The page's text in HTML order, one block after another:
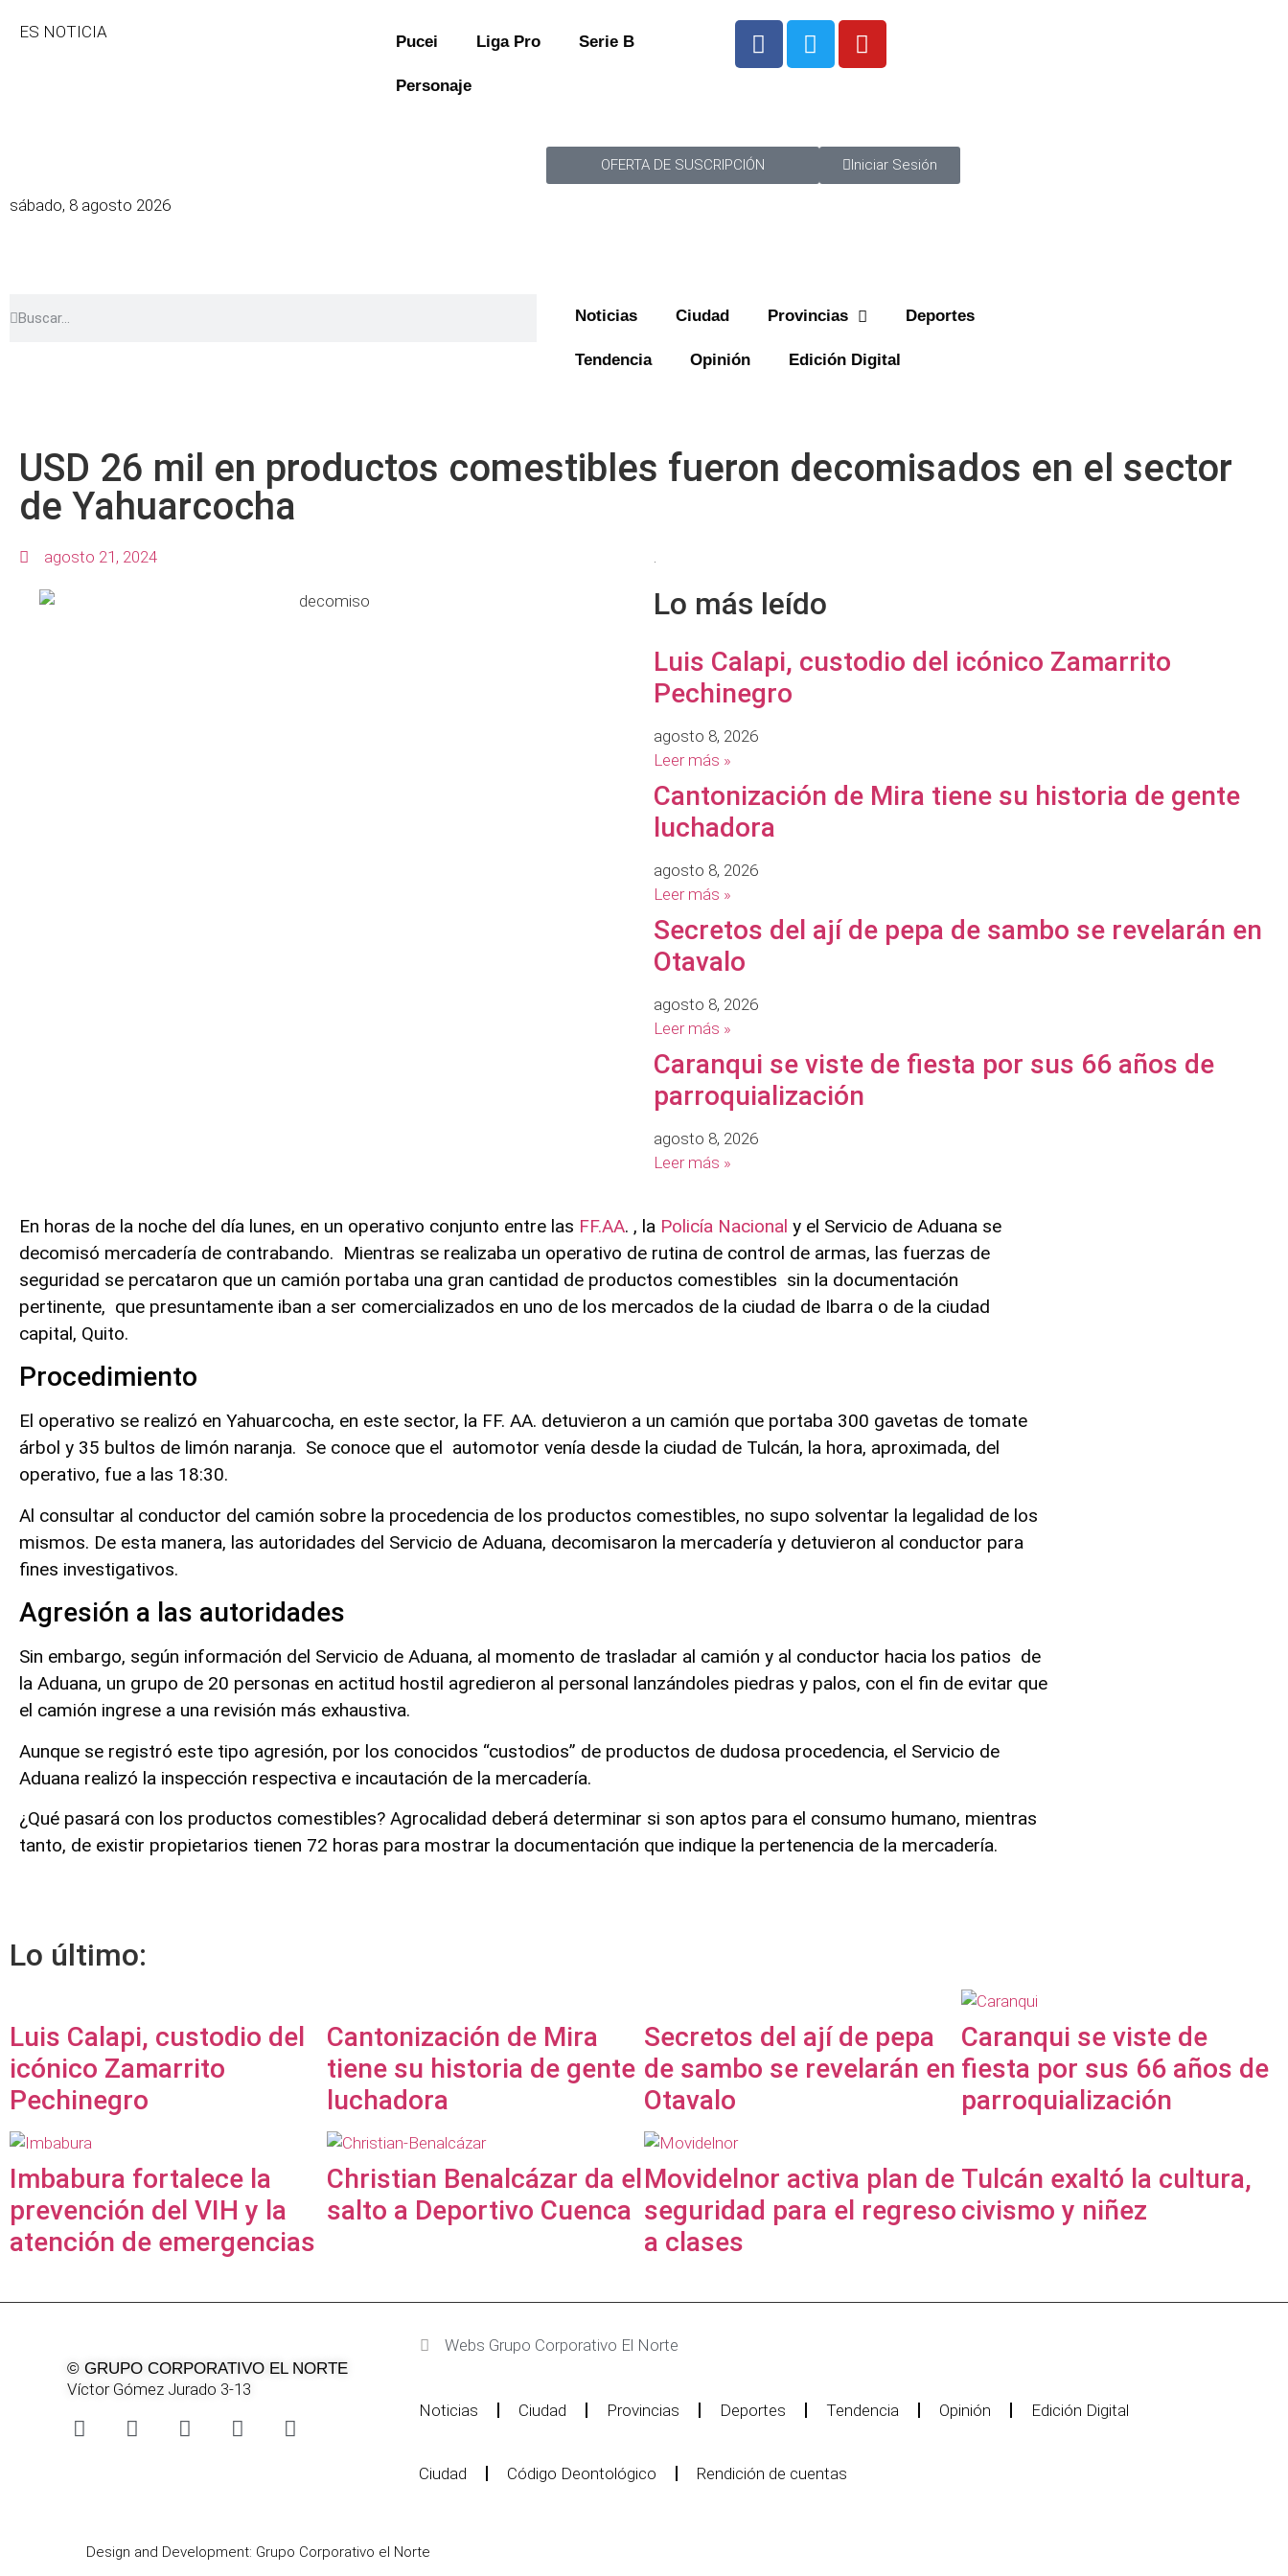
ES NOTICIA
Pucei Liga Pro Serie B
Personaje
OFERTA DE SUSCRIPCIÓN Iniciar Sesión
sábado, 8 agosto 2026
Noticias Ciudad Provincias Deportes
Tendencia Opinión Edición Digital
USD 26 mil en productos comestibles fueron decomisados en el sector
de Yahuarcocha
agosto 21, 2024 .
Lo más leído
Luis Calapi, custodio del icónico Zamarrito
Pechinegro
agosto 8, 2026
Leer más »
Cantonización de Mira tiene su historia de gente
luchadora
agosto 8, 2026
Leer más »
Secretos del ají de pepa de sambo se revelarán en
Otavalo
agosto 8, 2026
Leer más »
Caranqui se viste de fiesta por sus 66 años de
parroquialización
agosto 8, 2026
Leer más »
En horas de la noche del día lunes, en un operativo conjunto entre las FF.AA. , la Policía Nacional y el Servicio de Aduana se
decomisó mercadería de contrabando. Mientras se realizaba un operativo de rutina de control de armas, las fuerzas de
seguridad se percataron que un camión portaba una gran cantidad de productos comestibles sin la documentación
pertinente, que presuntamente iban a ser comercializados en uno de los mercados de la ciudad de Ibarra o de la ciudad
capital, Quito.
Procedimiento
El operativo se realizó en Yahuarcocha, en este sector, la FF. AA. detuvieron a un camión que portaba 300 gavetas de tomate
árbol y 35 bultos de limón naranja. Se conoce que el automotor venía desde la ciudad de Tulcán, la hora, aproximada, del
operativo, fue a las 18:30.
Al consultar al conductor del camión sobre la procedencia de los productos comestibles, no supo solventar la legalidad de los
mismos. De esta manera, las autoridades del Servicio de Aduana, decomisaron la mercadería y detuvieron al conductor para
fines investigativos.
Agresión a las autoridades
Sin embargo, según información del Servicio de Aduana, al momento de trasladar al camión y al conductor hacia los patios de
la Aduana, un grupo de 20 personas en actitud hostil agredieron al personal lanzándoles piedras y palos, con el fin de evitar que
el camión ingrese a una revisión más exhaustiva.
Aunque se registró este tipo agresión, por los conocidos “custodios” de productos de dudosa procedencia, el Servicio de
Aduana realizó la inspección respectiva e incautación de la mercadería.
¿Qué pasará con los productos comestibles? Agrocalidad deberá determinar si son aptos para el consumo humano, mientras
tanto, de existir propietarios tienen 72 horas para mostrar la documentación que indique la pertenencia de la mercadería.
Lo último:
Luis Calapi, custodio del
icónico Zamarrito
Pechinegro
Cantonización de Mira
tiene su historia de gente
luchadora
Secretos del ají de pepa
de sambo se revelarán en
Otavalo
Caranqui se viste de
fiesta por sus 66 años de
parroquialización
Imbabura fortalece la
prevención del VIH y la
atención de emergencias
Christian Benalcázar da el
salto a Deportivo Cuenca
Movidelnor activa plan de
seguridad para el regreso
a clases
Tulcán exaltó la cultura,
civismo y niñez
© GRUPO CORPORATIVO EL NORTE
Víctor Gómez Jurado 3-13
Webs Grupo Corporativo El Norte
Noticias Ciudad Provincias Deportes Tendencia Opinión Edición Digital
Ciudad Código Deontológico Rendición de cuentas
Design and Development: Grupo Corporativo el Norte